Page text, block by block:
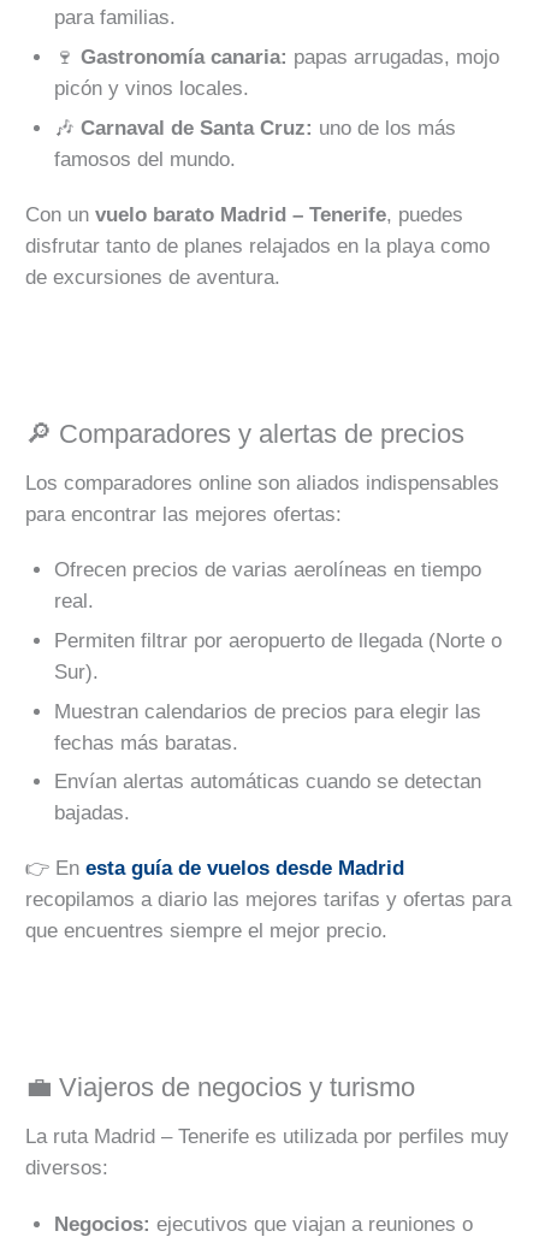
para familias.
🍷 Gastronomía canaria: papas arrugadas, mojo
picón y vinos locales.
🎶 Carnaval de Santa Cruz: uno de los más
famosos del mundo.
Con un vuelo barato Madrid – Tenerife, puedes
disfrutar tanto de planes relajados en la playa como
de excursiones de aventura.
🔎 Comparadores y alertas de precios
Los comparadores online son aliados indispensables
para encontrar las mejores ofertas:
Ofrecen precios de varias aerolíneas en tiempo
real.
Permiten filtrar por aeropuerto de llegada (Norte o
Sur).
Muestran calendarios de precios para elegir las
fechas más baratas.
Envían alertas automáticas cuando se detectan
bajadas.
👉 En esta guía de vuelos desde Madrid
recopilamos a diario las mejores tarifas y ofertas para
que encuentres siempre el mejor precio.
💼 Viajeros de negocios y turismo
La ruta Madrid – Tenerife es utilizada por perfiles muy
diversos:
Negocios: ejecutivos que viajan a reuniones o